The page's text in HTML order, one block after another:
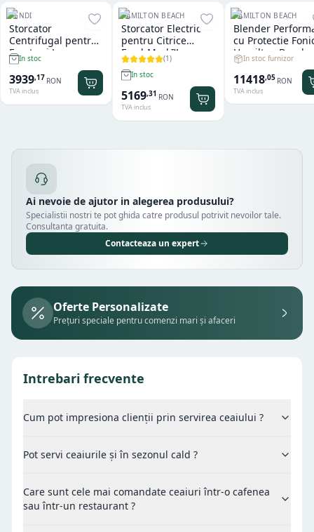
HENDI
Storcator
Centrifugal pentru
Fructe si Legume
Hendi
In stoc
3939,17 RON
TVA inclus
HAMILTON BEACH
Storcator Electric
pentru Citrice
FreshMark™
Hamilton Beach
(1)
In stoc
5169,31 RON
TVA inclus
HAMILTON BEACH
Blender
cu Protectie
Hamilton Beach
Summit® Edge
In stoc furnizor
11418,05 RON
TVA inclus
Ai nevoie de ajutor in alegerea produsului?
Specialistii nostri te pot ghida catre produsul potrivit nevoilor tale.
Consultanta gratuita.
Contacteaza un expert
Oferte Personalizate
Prețuri speciale pentru comenzi mari și afaceri
Intrebari frecvente
Cum pot impresiona clienții prin servirea ceaiului ?
Pot servi ceaiurile și în sezonul cald ?
Care sunt cele mai comandate ceaiuri într-o cafenea
sau într-un restaurant ?